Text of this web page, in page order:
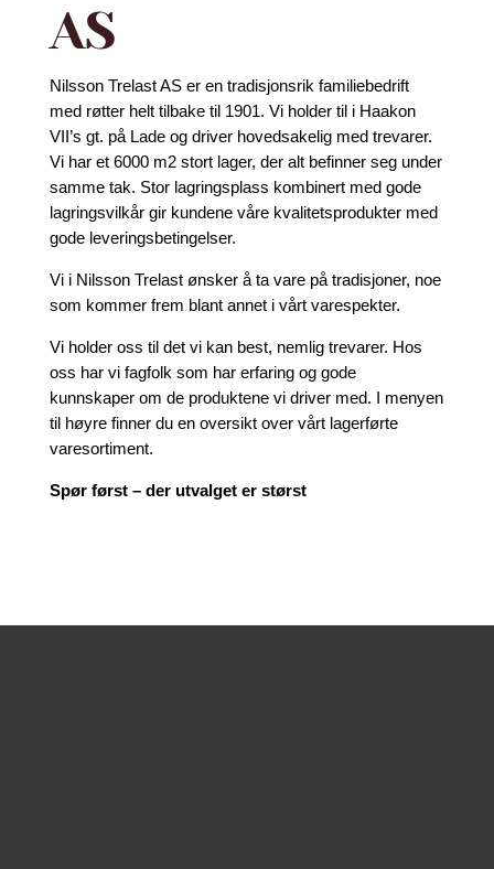
AS
Nilsson Trelast AS er en tradisjonsrik familiebedrift
med røtter helt tilbake til 1901. Vi holder til i Haakon
VII’s gt. på Lade og driver hovedsakelig med trevarer.
Vi har et 6000 m2 stort lager, der alt befinner seg under
samme tak. Stor lagringsplass kombinert med gode
lagringsvilkår gir kundene våre kvalitetsprodukter med
gode leveringsbetingelser.
Vi i Nilsson Trelast ønsker å ta vare på tradisjoner, noe
som kommer frem blant annet i vårt varespekter.
Vi holder oss til det vi kan best, nemlig trevarer. Hos
oss har vi fagfolk som har erfaring og gode
kunnskaper om de produktene vi driver med. I menyen
til høyre finner du en oversikt over vårt lagerførte
varesortiment.
Spør først – der utvalget er størst